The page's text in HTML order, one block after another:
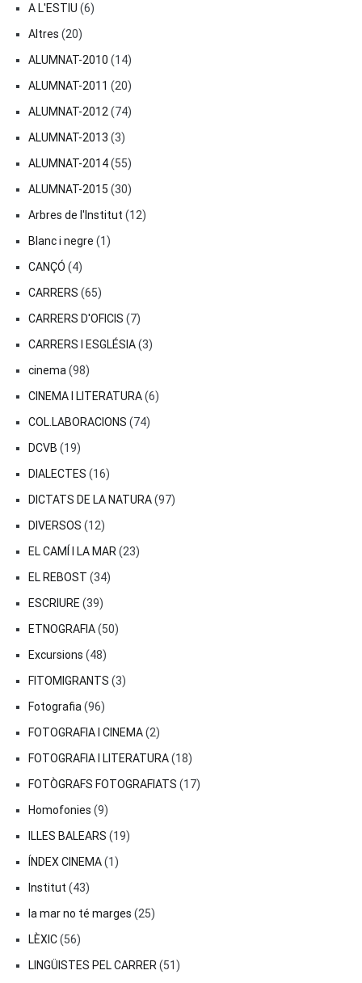
A L'ESTIU (6)
Altres (20)
ALUMNAT-2010 (14)
ALUMNAT-2011 (20)
ALUMNAT-2012 (74)
ALUMNAT-2013 (3)
ALUMNAT-2014(55)
ALUMNAT-2015 (30)
Arbres de l'Institut (12)
Blanc i negre (1)
CANÇÓ (4)
CARRERS (65)
CARRERS D'OFICIS (7)
CARRERS I ESGLÉSIA(3)
cinema (98)
CINEMA I LITERATURA(6)
COL.LABORACIONS (74)
DCVB (19)
DIALECTES (16)
DICTATS DE LA NATURA(97)
DIVERSOS (12)
EL CAMÍ I LA MAR (23)
EL REBOST (34)
ESCRIURE (39)
ETNOGRAFIA(50)
Excursions (48)
FITOMIGRANTS (3)
Fotografia (96)
FOTOGRAFIA I CINEMA(2)
FOTOGRAFIA I LITERATURA(18)
FOTÒGRAFS FOTOGRAFIATS (17)
Homofonies (9)
ILLES BALEARS (19)
ÍNDEX CINEMA(1)
Institut (43)
la mar no té marges (25)
LÈXIC(56)
LINGÜISTES PEL CARRER (51)